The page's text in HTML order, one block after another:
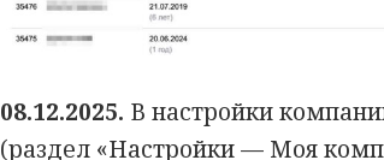
08.12.2025. В настройки
(раздел «Настройки — Моя